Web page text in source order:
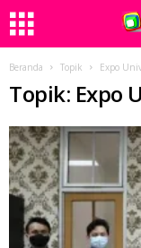
Beranda Topik Expo
Topik: Expo